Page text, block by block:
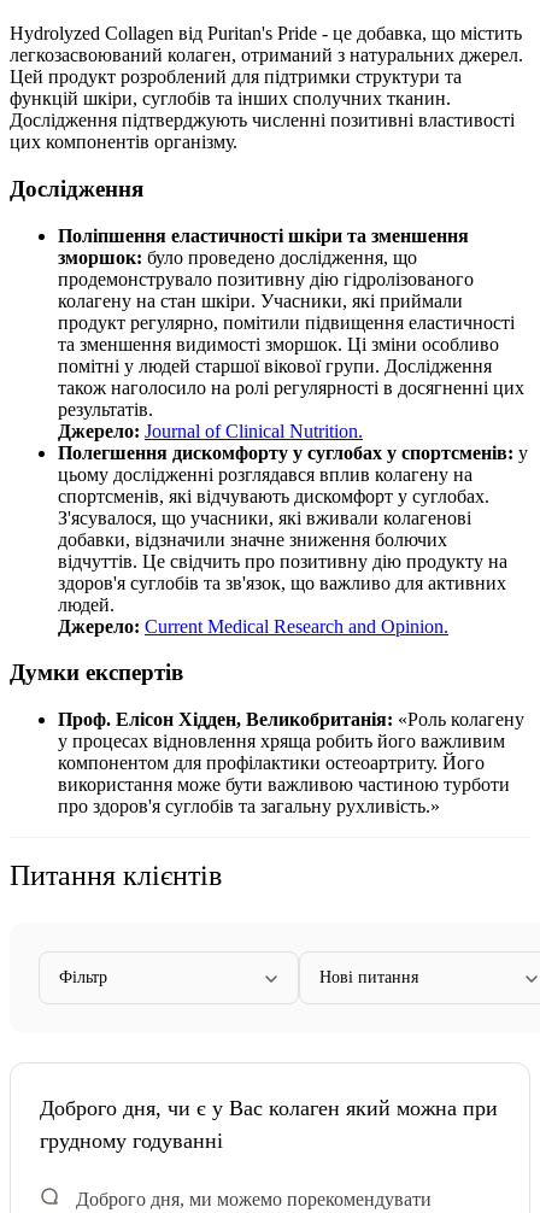
Hydrolyzed Collagen від Puritan's Pride - це добавка, що містить
легкозасвоюваний колаген, отриманий з натуральних джерел.
Цей продукт розроблений для підтримки структури та
функцій шкіри, суглобів та інших сполучних тканин.
Дослідження підтверджують численні позитивні властивості
цих компонентів організму.
Дослідження
Поліпшення еластичності шкіри та зменшення
зморшок: було проведено дослідження, що
продемонструвало позитивну дію гідролізованого
колагену на стан шкіри. Учасники, які приймали
продукт регулярно, помітили підвищення еластичності
та зменшення видимості зморшок. Ці зміни особливо
помітні у людей старшої вікової групи. Дослідження
також наголосило на ролі регулярності в досягненні цих
результатів.
Джерело: Journal of Clinical Nutrition.
Полегшення дискомфорту у суглобах у спортсменів: у
цьому дослідженні розглядався вплив колагену на
спортсменів, які відчувають дискомфорт у суглобах.
З'ясувалося, що учасники, які вживали колагенові
добавки, відзначили значне зниження болючих
відчуттів. Це свідчить про позитивну дію продукту на
здоров'я суглобів та зв'язок, що важливо для активних
людей.
Джерело: Current Medical Research and Opinion.
Думки експертів
Проф. Елісон Хідден, Великобританія: «Роль колагену
у процесах відновлення хряща робить його важливим
компонентом для профілактики остеоартриту. Його
використання може бути важливою частиною турботи
про здоров'я суглобів та загальну рухливість.»
Питання клієнтів
Фільтр Нові питання
Доброго дня, чи є у Вас колаген який можна при
грудному годуванні
Доброго дня, ми можемо порекомендувати